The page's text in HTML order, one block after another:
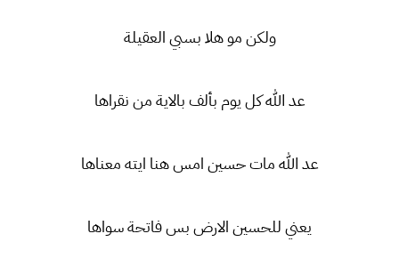
ولكن مو هلا بسبي العقيلة
عد الله كل يوم بألف بالاية من نقراها
عد الله مات حسين امس هنا ايته معناها
يعني للحسين الارض بس فاتحة سواها